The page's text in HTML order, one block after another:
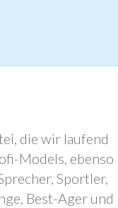
die wir laufend
Models, ebenso
Sportler,
Best-Ager und